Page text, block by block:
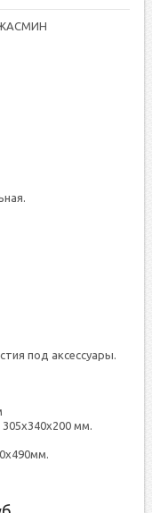
под аксессуары.
мм.